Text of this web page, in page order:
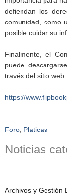
defiendan los
comunidad, como
posible cuidar su
Finalmente, el
puede
través del sitio web:
https://
Foro Platicas
Noticias
Archivos y Gestión